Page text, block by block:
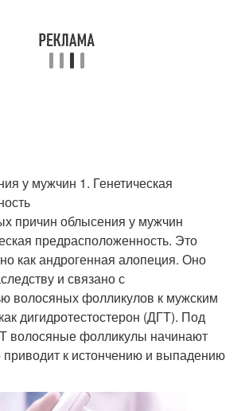
у мужчин 1. Генетическая
причин облысения у мужчин
предрасположенность. Это
как андрогенная алопеция. Оно
и связано с
волосяных фолликулов к мужским
дигидротестостерон (ДГТ). Под
волосяные фолликулы начинают
приводит к истончению и выпадению